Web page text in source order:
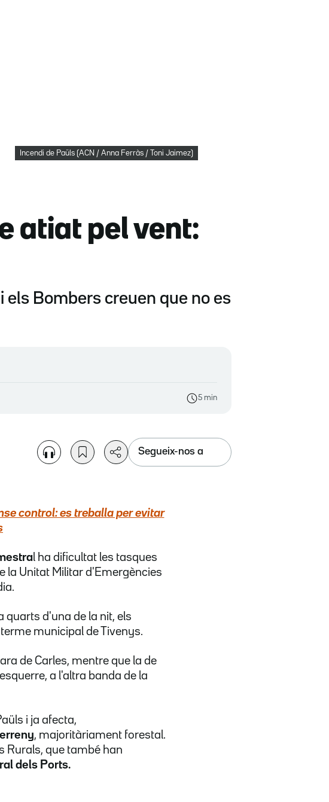
Incendi de Paüls (ACN / Anna Ferràs / Toni Jaimez)
atiat pel vent:
els Bombers creuen que no es
5 min
Segueix-nos a
control: es treballa per evitar
l ha dificultat les tasques
la Unitat Militar d'Emergències
quarts d'una de la nit, els
municipal de Tivenys.
de Carles, mentre que la de
a l'altra banda de la
i ja afecta,
, majoritàriament forestal.
Rurals, que també han
dels Ports.